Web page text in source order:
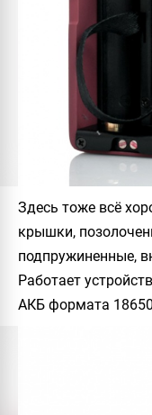
Здесь тоже всё
крышки,
подпружиненные,
Работает
АКБ формата 18650